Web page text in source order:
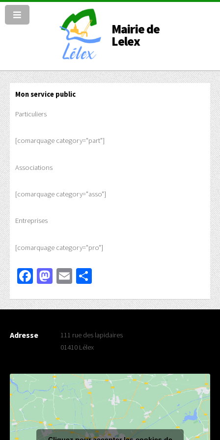
Mairie de
Lelex
Mon service public
Particuliers
[comarquage category="part"]
Associations
[comarquage category="asso"]
Entreprises
[comarquage category="pro"]
Facebook
Mastodon
Email
Adresse
111 rue des lapidaires
01410 Lélex